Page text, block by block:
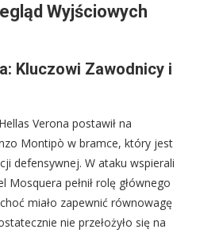
Wyjściowych
Kluczowi Zawodnicy i
Verona postawił na
Montipò w bramce, który jest
defensywnej. W ataku wspierali
Mosquera pełnił rolę głównego
miało zapewnić równowagę
nie przełożyło się na